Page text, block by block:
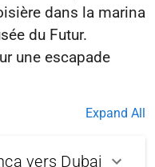
dans la marina
du Futur.
une escapade
Expand All
vers Dubai